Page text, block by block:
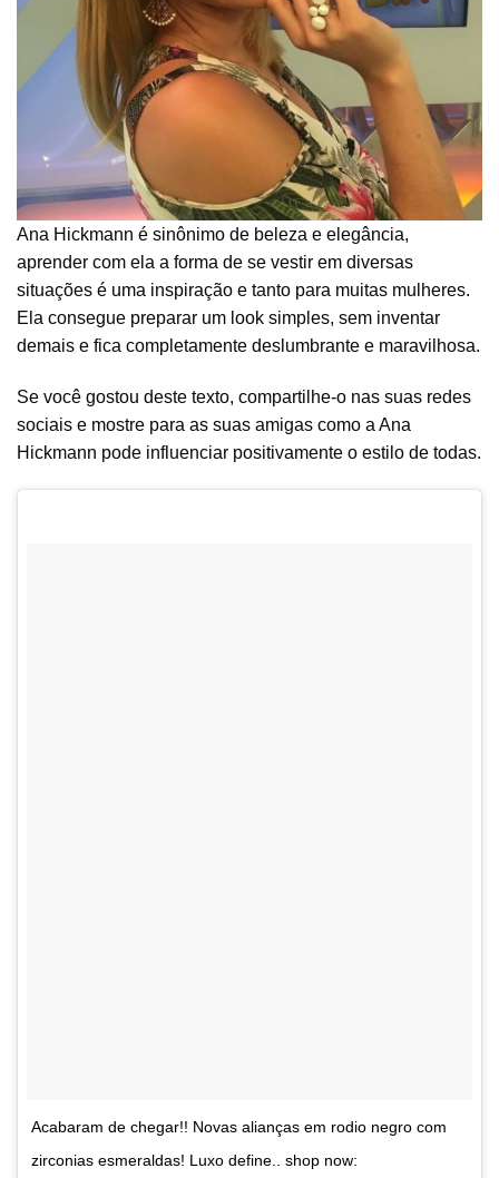
Ana Hickmann é sinônimo de beleza e elegância,
aprender com ela a forma de se vestir em diversas
situações é uma inspiração e tanto para muitas mulheres.
Ela consegue preparar um look simples, sem inventar
demais e fica completamente deslumbrante e maravilhosa.
Se você gostou deste texto, compartilhe-o nas suas redes
sociais e mostre para as suas amigas como a Ana
Hickmann pode influenciar positivamente o estilo de todas.
Acabaram de chegar!! Novas alianças em rodio negro com
zirconias esmeraldas! Luxo define.. shop now: